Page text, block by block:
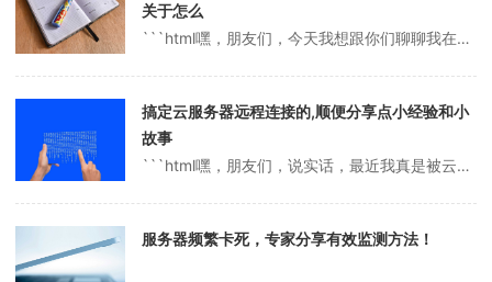
关于怎么
```html嘿，朋友们，今天我想跟你们聊聊我在使用Oracle数据库时的一些小经验，尤其是关于怎么查服务器时间这件事。说实话，一开始我对这个操作完全没概念，觉得不就是个时间嘛，有啥大不了的？但后来发现，哎哟，这玩意儿还挺重要，尤其是涉及到数据一致性的时候，时间不对可真是要命！我记得有一次特别尴尬的经历。那会...
搞定云服务器远程连接的,顺便分享点小经验和小
故事
```html嘿，朋友们，说实话，最近我真是被云服务器这个东西给“折腾”得够呛！一开始听到“云计算”、“云服务器”这些词，感觉就像是高科技电影里的台词，离我十万八千里。可现在呢？它已经成了我工作和生活中离不开的一部分。尤其是远程连接云服务器，简直就像是给我的电脑装了个“瞬移”技能，随时随地就能操作远在天边的服...
服务器频繁卡死，专家分享有效监测方法！